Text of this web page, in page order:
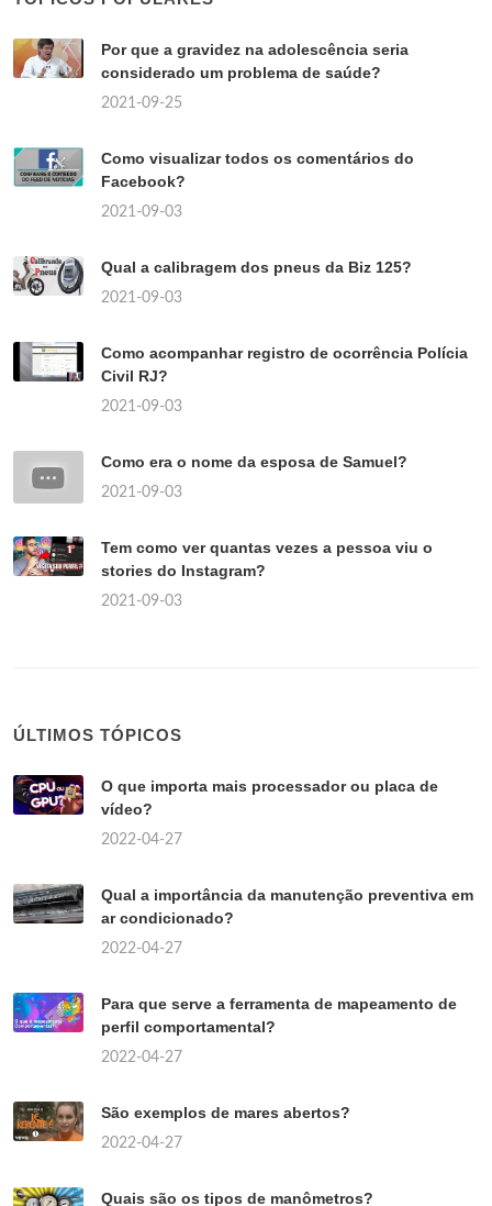
Por que a gravidez na adolescência seria
considerado um problema de saúde?
2021-09-25
Como visualizar todos os comentários do
Facebook?
2021-09-03
Qual a calibragem dos pneus da Biz 125?
2021-09-03
Como acompanhar registro de ocorrência Polícia
Civil RJ?
2021-09-03
Como era o nome da esposa de Samuel?
2021-09-03
Tem como ver quantas vezes a pessoa viu o
stories do Instagram?
2021-09-03
ÚLTIMOS TÓPICOS
O que importa mais processador ou placa de
vídeo?
2022-04-27
Qual a importância da manutenção preventiva em
ar condicionado?
2022-04-27
Para que serve a ferramenta de mapeamento de
perfil comportamental?
2022-04-27
São exemplos de mares abertos?
2022-04-27
Quais são os tipos de manômetros?